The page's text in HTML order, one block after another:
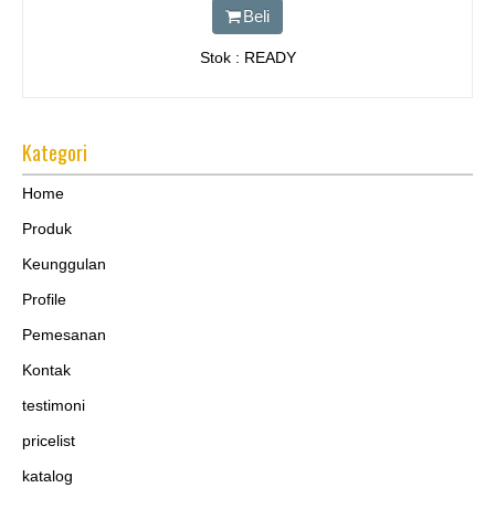
Beli
Stok : READY
Kategori
Home
Produk
Keunggulan
Profile
Pemesanan
Kontak
testimoni
pricelist
katalog